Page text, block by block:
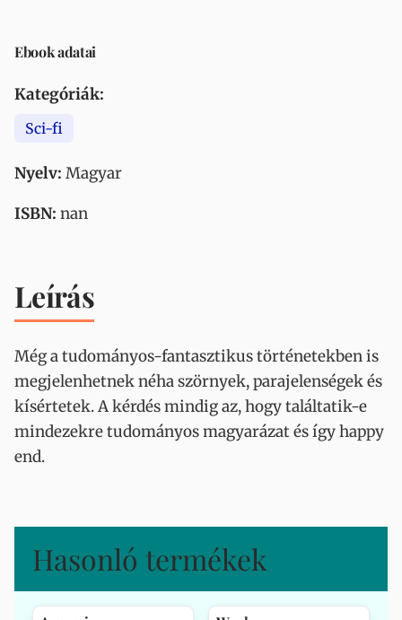
Ebook adatai
Kategóriák:
Sci-fi
Nyelv: Magyar
ISBN: nan
Leírás
Még a tudományos-fantasztikus történetekben is
megjelenhetnek néha szörnyek, parajelenségek és
kísértetek. A kérdés mindig az, hogy találtatik-e
mindezekre tudományos magyarázat és így happy
end.
Hasonló termékek